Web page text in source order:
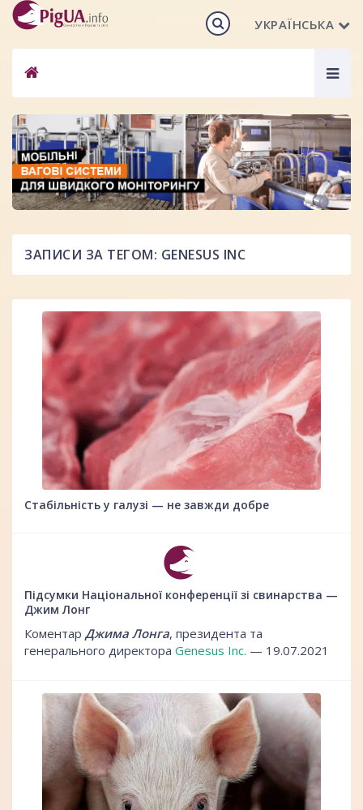
УКРАЇНСЬКА
ЗАПИСИ ЗА ТЕГОМ: GENESUS INC
Стабільність у галузі — не завжди добре
Підсумки Національної конференції зі свинарства —
Джим Лонг
Коментар Джима Лонга, президента та
генерального директора Genesus Inc. — 19.07.2021